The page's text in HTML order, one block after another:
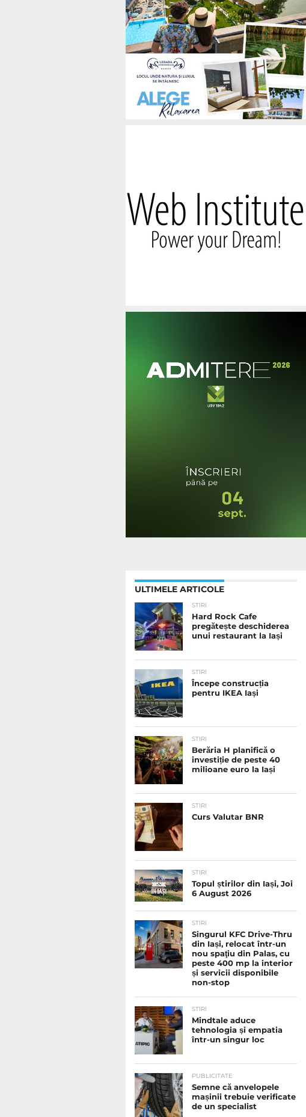
ULTIMELE ARTICOLE
STIRI
Hard Rock Cafe
pregătește deschiderea
unui restaurant la Iași
STIRI
Începe construcția
pentru IKEA Iași
STIRI
Berăria H planifică o
investiție de peste 40
milioane euro la Iași
STIRI
Curs Valutar BNR
STIRI
Topul știrilor din Iași, Joi
6 August 2026
STIRI
Singurul KFC Drive-Thru
din Iași, relocat într-un
nou spaţiu din Palas, cu
peste 400 mp la interior
și servicii disponibile
non-stop
STIRI
Mindtale aduce
tehnologia și empatia
într-un singur loc
PUBLICITATE
Semne că anvelopele
mașinii trebuie verificate
de un specialist